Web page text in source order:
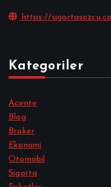
https://
Kategoriler
Acente
Blog
Broker
Ekonomi
Otomobil
Sigorta